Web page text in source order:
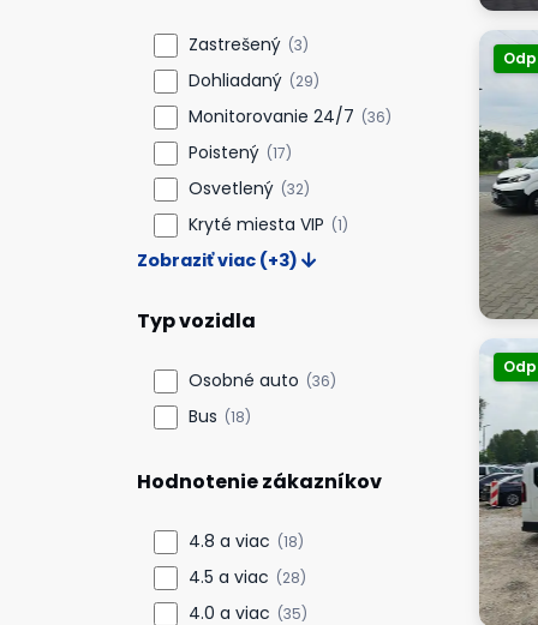
Zastrešený (3)
Dohliadaný (29)
Monitorovanie 24/7 (36)
Poistený (17)
Osvetlený (32)
Kryté miesta VIP (1)
Zobraziť viac (+3)
Typ vozidla
Osobné auto (36)
Bus (18)
Hodnotenie zákazníkov
4.8 a viac (18)
4.5 a viac (28)
4.0 a viac (35)